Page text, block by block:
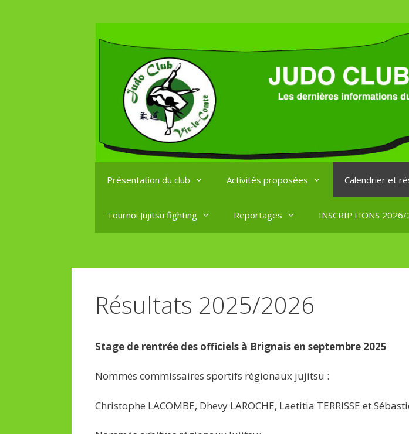
Présentation du club Activités proposées Calendrier et
Tournoi Jujitsu fighting Reportages INSCRIPTIONS
Résultats 2025/2026
Stage de rentrée des officiels à Brignais en septembre 2025
Nommés commissaires sportifs régionaux jujitsu :
Christophe LACOMBE, Dhevy LAROCHE, Laetitia TERRISSE et